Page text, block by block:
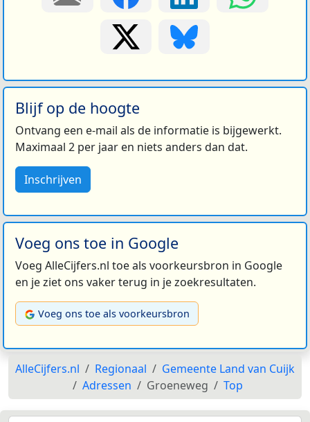
Blijf op de hoogte
Ontvang een e-mail als de informatie is bijgewerkt.
Maximaal 2 per jaar en niets anders dan dat.
Inschrijven
Voeg ons toe in Google
Voeg AlleCijfers.nl toe als voorkeursbron in Google
en je ziet ons vaker terug in je zoekresultaten.
Voeg ons toe als voorkeursbron
AlleCijfers.nl Regionaal
Gemeente Land van Cuijk
Adressen
Groeneweg Top